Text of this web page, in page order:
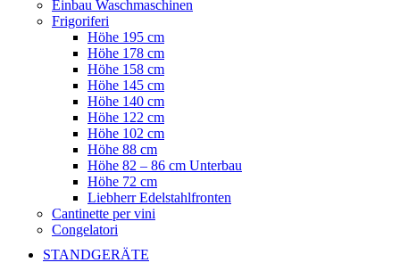
Einbau Waschmaschinen
Frigoriferi
Höhe 195 cm
Höhe 178 cm
Höhe 158 cm
Höhe 145 cm
Höhe 140 cm
Höhe 122 cm
Höhe 102 cm
Höhe 88 cm
Höhe 82 – 86 cm Unterbau
Höhe 72 cm
Liebherr Edelstahlfronten
Cantinette per vini
Congelatori
STANDGERÄTE